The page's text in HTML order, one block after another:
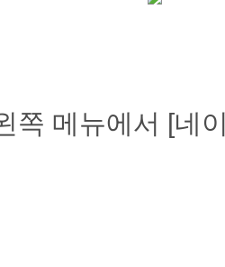
쪽 메뉴에서 [네